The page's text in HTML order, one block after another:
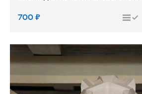
700₽